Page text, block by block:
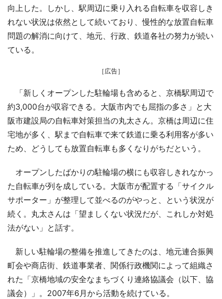
向上した。しかし、駅周辺に乗り入れる自転車を収容しき
れない状況は依然として続いており、慢性的な放置自転車
問題の解消に向けて、地元、行政、鉄道各社の努力が続い
ている。
［広告］
「新しくオープンした駐輪場も含めると、京橋駅周辺で
約3,000台が収容できる。大阪市内でも屈指の多さ」と大
阪市建設局の自転車対策担当の丸太さん。京橋は周辺に住
宅地が多く、駅まで自転車で来て鉄道に乗る利用客が多い
ため、どうしても放置自転車も多くなりがちだという。
オープンしたばかりの駐輪場の横にも収容しきれなかっ
た自転車が列を成している。大阪市が配置する「サイクル
サポーター」が整理して並べるのがやっと、という状況が
続く。丸太さんは「望ましくない状況だが、これしか対処
法がない」と話す。
新しい駐輪場の整備を推進してきたのは、地元連合振興
町会や商店街、鉄道事業者、関係行政機関によって組織さ
れた「京橋地域の安全なまちづくり連絡協議会（以下、協
議会）」。2007年6月から活動を続けている。